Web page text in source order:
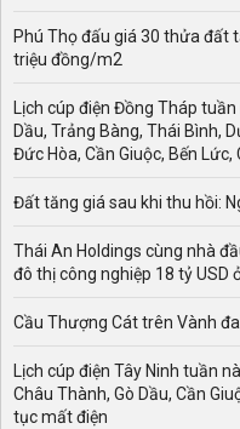
Phú Thọ đấu giá 30 thửa đất
triệu đồng/m2
Lịch cúp điện Đồng Tháp
Dầu, Trảng Bàng, Thái Bình,
Đức Hòa, Cần Giuộc, Bến
Đất tăng giá sau khi thu hồi:
Thái An Holdings cùng nhà
đô thị công nghiệp 18 tỷ USD
Cầu Thượng Cát trên Vành
Lịch cúp điện Tây Ninh tuần
Châu Thành, Gò Dầu, Cần
tục mất điện